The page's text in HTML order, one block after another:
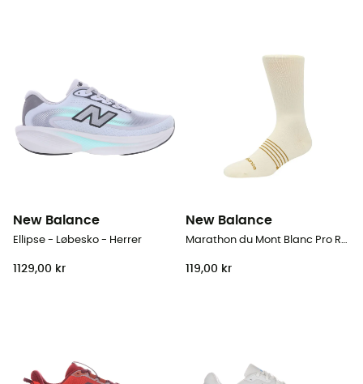
New Balance
Ellipse - Løbesko - Herrer
1129,00 kr
New Balance
Marathon du Mont Blanc Pro Run - Løbesokker
119,00 kr